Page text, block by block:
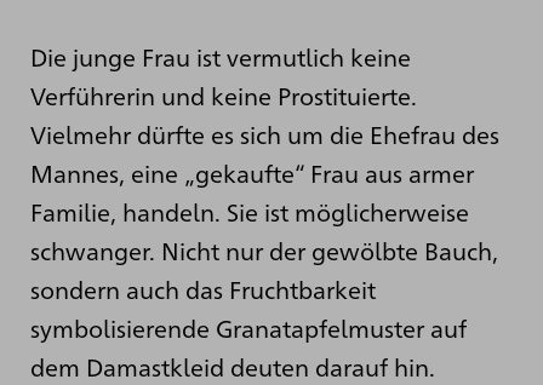
Die junge Frau ist vermutlich keine
Verführerin und keine Prostituierte.
Vielmehr dürfte es sich um die Ehefrau des
Mannes, eine „gekaufte“ Frau aus armer
Familie, handeln. Sie ist möglicherweise
schwanger. Nicht nur der gewölbte Bauch,
sondern auch das Fruchtbarkeit
symbolisierende Granatapfelmuster auf
dem Damastkleid deuten darauf hin.